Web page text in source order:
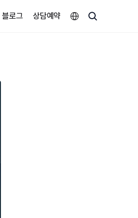
블로그 상담예약
Select Language